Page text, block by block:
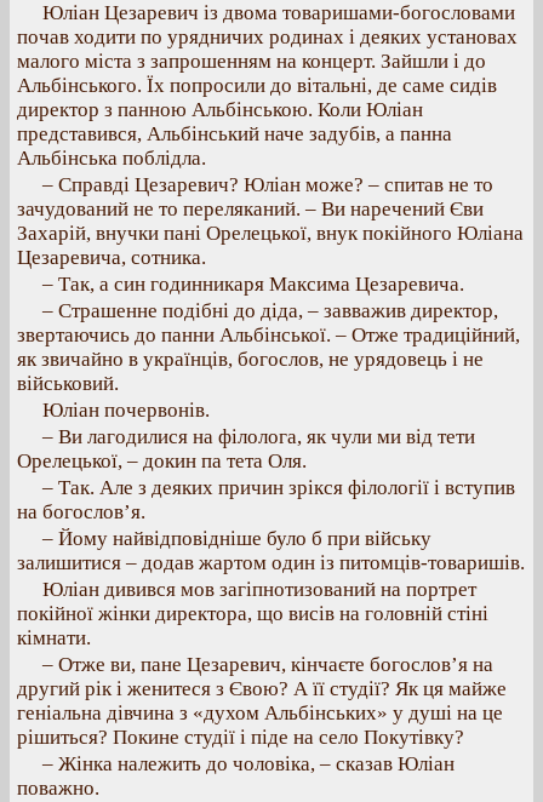
Юліан Цезаревич із двома товаришами-богословами
почав ходити по урядничих родинах і деяких установах
малого міста з запрошенням на концерт. Зайшли і до
Альбінського. Їх попросили до вітальні, де саме сидів
директор з панною Альбінською. Коли Юліан
представився, Альбінський наче задубів, а панна
Альбінська поблідла.
– Справді Цезаревич? Юліан може? – спитав не то
зачудований не то переляканий. – Ви наречений Єви
Захарій, внучки пані Орелецької, внук покійного Юліана
Цезаревича, сотника.
– Так, а син годинникаря Максима Цезаревича.
– Страшенне подібні до діда, – завважив директор,
звертаючись до панни Альбінської. – Отже традиційний,
як звичайно в українців, богослов, не урядовець і не
військовий.
Юліан почервонів.
– Ви лагодилися на філолога, як чули ми від тети
Орелецької, – докин па тета Оля.
– Так. Але з деяких причин зрікся філології і вступив
на богослов’я.
– Йому найвідповідніше було б при війську
залишитися – додав жартом один із питомців-товаришів.
Юліан дивився мов загіпнотизований на портрет
покійної жінки директора, що висів на головній стіні
кімнати.
– Отже ви, пане Цезаревич, кінчаєте богослов’я на
другий рік і женитеся з Євою? А її студії? Як ця майже
геніальна дівчина з «духом Альбінських» у душі на це
рішиться? Покине студії і піде на село Покутівку?
– Жінка належить до чоловіка, – сказав Юліан
поважно.